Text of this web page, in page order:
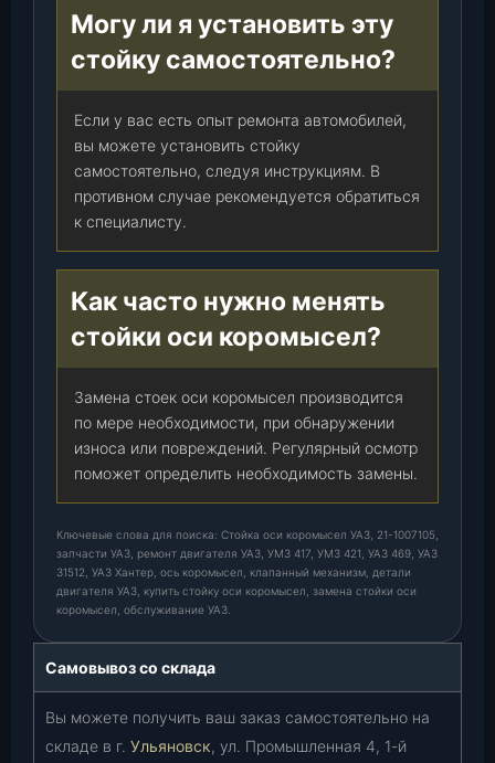
Могу ли я установить эту
стойку самостоятельно?
Если у вас есть опыт ремонта автомобилей,
вы можете установить стойку
самостоятельно, следуя инструкциям. В
противном случае рекомендуется обратиться
к специалисту.
Как часто нужно менять
стойки оси коромысел?
Замена стоек оси коромысел производится
по мере необходимости, при обнаружении
износа или повреждений. Регулярный осмотр
поможет определить необходимость замены.
Ключевые слова для поиска: Стойка оси коромысел УАЗ, 21-1007105,
запчасти УАЗ, ремонт двигателя УАЗ, УМЗ 417, УМЗ 421, УАЗ 469, УАЗ
31512, УАЗ Хантер, ось коромысел, клапанный механизм, детали
двигателя УАЗ, купить стойку оси коромысел, замена стойки оси
коромысел, обслуживание УАЗ.
Самовывоз со склада
Вы можете получить ваш заказ самостоятельно на
складе в г. Ульяновск, ул. Промышленная 4, 1-й